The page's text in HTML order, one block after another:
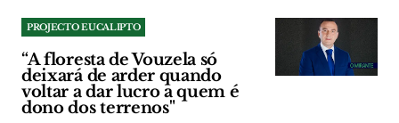
PROJECTO EUCALIPTO
“A floresta de Vouzela só
deixará de arder quando
voltar a dar lucro a quem é
dono dos terrenos"